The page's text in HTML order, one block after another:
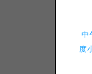
中
度